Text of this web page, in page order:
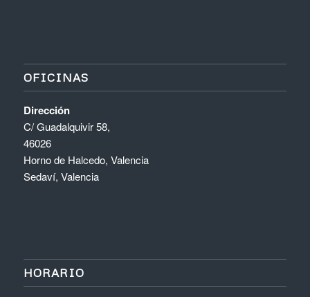
OFICINAS
Dirección
C/ Guadalquivir 58,
46026
Horno de Halcedo, Valencia
Sedaví, Valencia
HORARIO